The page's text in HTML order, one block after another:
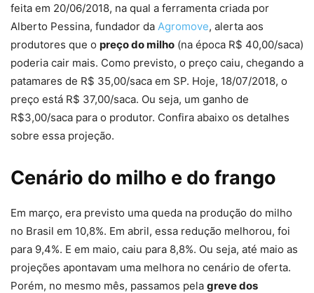
feita em 20/06/2018, na qual a ferramenta criada por
Alberto Pessina, fundador da Agromove, alerta aos
produtores que o preço do milho (na época R$ 40,00/saca)
poderia cair mais. Como previsto, o preço caiu, chegando a
patamares de R$ 35,00/saca em SP. Hoje, 18/07/2018, o
preço está R$ 37,00/saca. Ou seja, um ganho de
R$3,00/saca para o produtor. Confira abaixo os detalhes
sobre essa projeção.
Cenário do milho e do frango
Em março, era previsto uma queda na produção do milho
no Brasil em 10,8%. Em abril, essa redução melhorou, foi
para 9,4%. E em maio, caiu para 8,8%. Ou seja, até maio as
projeções apontavam uma melhora no cenário de oferta.
Porém, no mesmo mês, passamos pela greve dos